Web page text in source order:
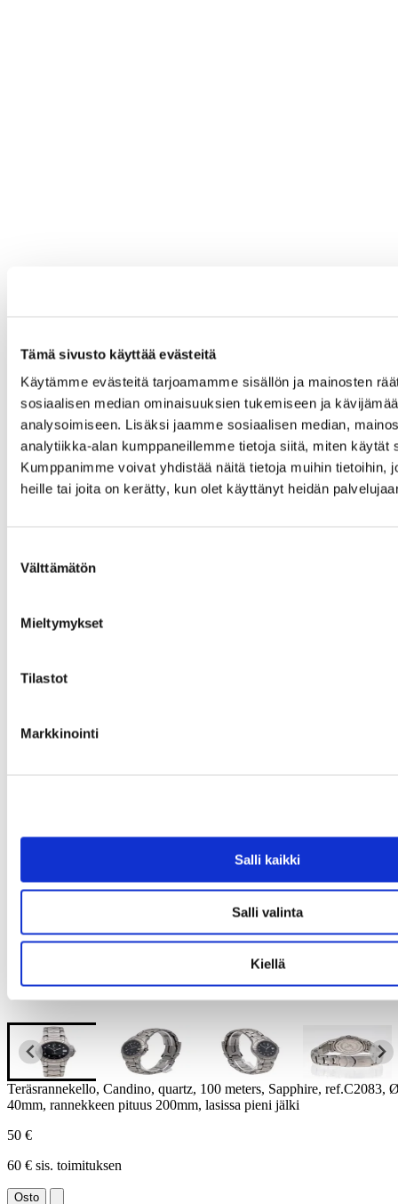
Tämä sivusto käyttää evästeitä
Käytämme evästeitä tarjoamamme sisällön ja mainosten
sosiaalisen median ominaisuuksien tukemiseen ja
analysoimiseen. Lisäksi jaamme sosiaalisen median,
analytiikka-alan kumppaneillemme tietoja siitä, miten käytät
Kumppanimme voivat yhdistää näitä tietoja muihin tietoihin,
heille tai joita on kerätty, kun olet käyttänyt heidän
valinta
Välttämätön
Mieltymykset
Tilastot
Markkinointi
Salli kaikki
Salli valinta
Kiellä
Teräsrannekello, Candino, quartz, 100 meters, Sapphire, ref.C2083,
40mm, rannekkeen pituus 200mm, lasissa pieni jälki
50 €
60 € sis. toimituksen
Osto